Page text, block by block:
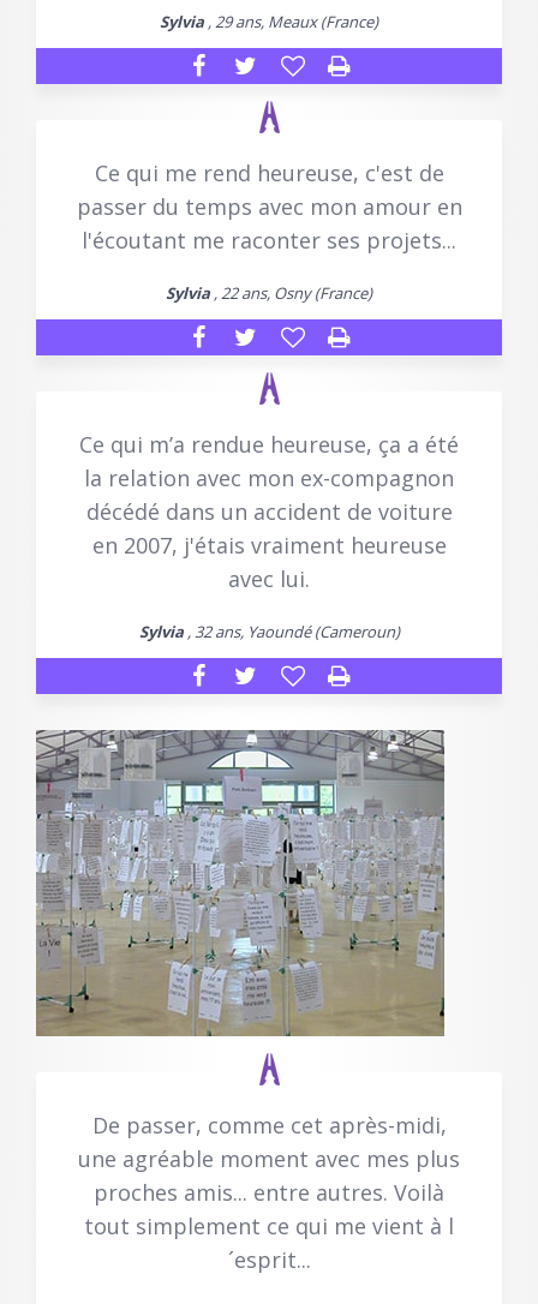
Sylvia , 29 ans, Meaux (France)
Ce qui me rend heureuse, c'est de
passer du temps avec mon amour en
l'écoutant me raconter ses projets...
Sylvia , 22 ans, Osny (France)
Ce qui m’a rendue heureuse, ça a été
la relation avec mon ex-compagnon
décédé dans un accident de voiture
en 2007, j'étais vraiment heureuse
avec lui.
Sylvia, 32 ans, Yaoundé (Cameroun)
De passer, comme cet après-midi,
une agréable moment avec mes plus
proches amis... entre autres. Voilà
tout simplement ce qui me vient à l
´esprit...